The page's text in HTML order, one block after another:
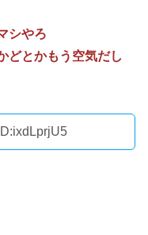
シやろ
どとかもう空気だし
ID:ixdLprjU5